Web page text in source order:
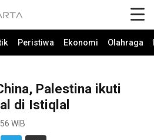
Peristiwa Ekonomi Olahraga
Palestina ikuti
di Istiqlal
WIB